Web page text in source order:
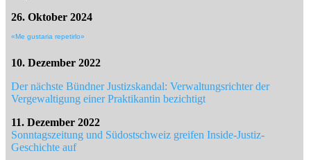
26. Oktober 2024
«Me gustaria repetirlo»
10. Dezember 2022
Der nächste Bündner Justizskandal: Verwaltungsrichter der
Vergewaltigung einer Praktikantin bezichtigt
11. Dezember 2022
Sonntagszeitung und Südostschweiz greifen Inside-Justiz-
Geschichte auf